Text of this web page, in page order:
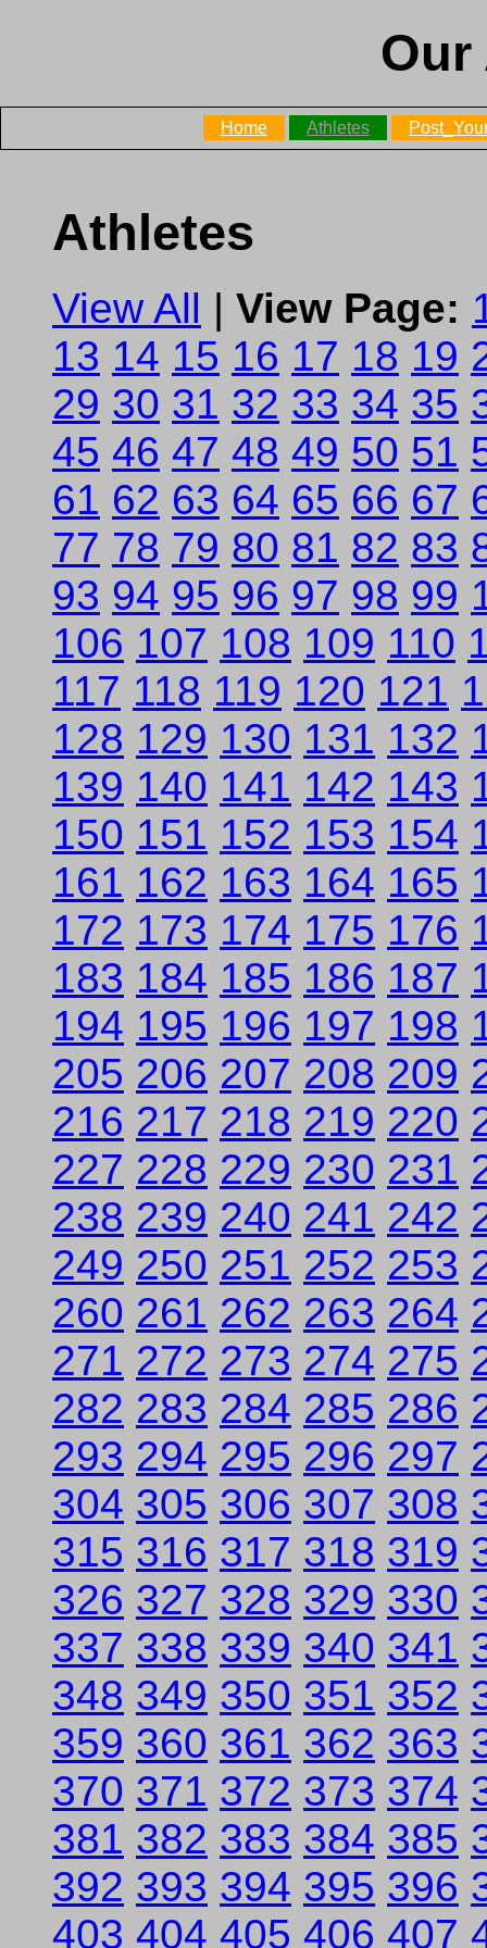
Our
Home Athletes
Athletes
View All | View Page:
13 14 15 16 17 18 19
29 30 31 32 33 34 35
45 46 47 48 49 50 51
61 62 63 64 65 66 67
77 78 79 80 81 82 83
93 94 95 96 97 98 99
106 107 108 109 110
117 118 119 120 121
128 129 130 131 132
139 140 141 142 143
150 151 152 153 154
161 162 163 164 165
172 173 174 175 176
183 184 185 186 187
194 195 196 197 198
205 206 207 208 209
216 217 218 219 220
227 228 229 230 231
238 239 240 241 242
249 250 251 252 253
260 261 262 263 264
271 272 273 274 275
282 283 284 285 286
293 294 295 296 297
304 305 306 307 308
315 316 317 318 319
326 327 328 329 330
337 338 339 340 341
348 349 350 351 352
359 360 361 362 363
370 371 372 373 374
381 382 383 384 385
392 393 394 395 396
403 404 405 406 407